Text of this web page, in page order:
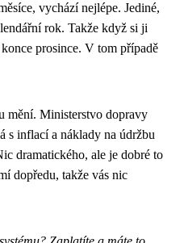
vychází nejlépe. Jediné,
rok. Takže když si ji
prosince. V tom případě
mění. Ministerstvo dopravy
s inflací a náklady na údržbu
dramatického, ale je dobré to
dopředu, takže vás nic